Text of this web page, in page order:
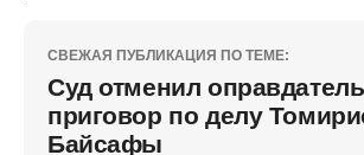
СВЕЖАЯ ПУБЛИКАЦИЯ ПО ТЕМЕ:
Суд отменил
приговор по делу
Байсафы